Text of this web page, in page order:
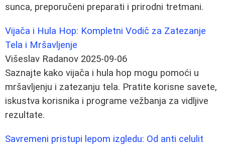
sunca, preporučeni preparati i prirodni tretmani.
Vijača i Hula Hop: Kompletni Vodič za Zatezanje
Tela i Mršavljenje
Višeslav Radanov 2025-09-06
Saznajte kako vijača i hula hop mogu pomoći u
mršavljenju i zatezanju tela. Pratite korisne savete,
iskustva korisnika i programe vežbanja za vidljive
rezultate.
Savremeni pristupi lepom izgledu: Od anti celulit